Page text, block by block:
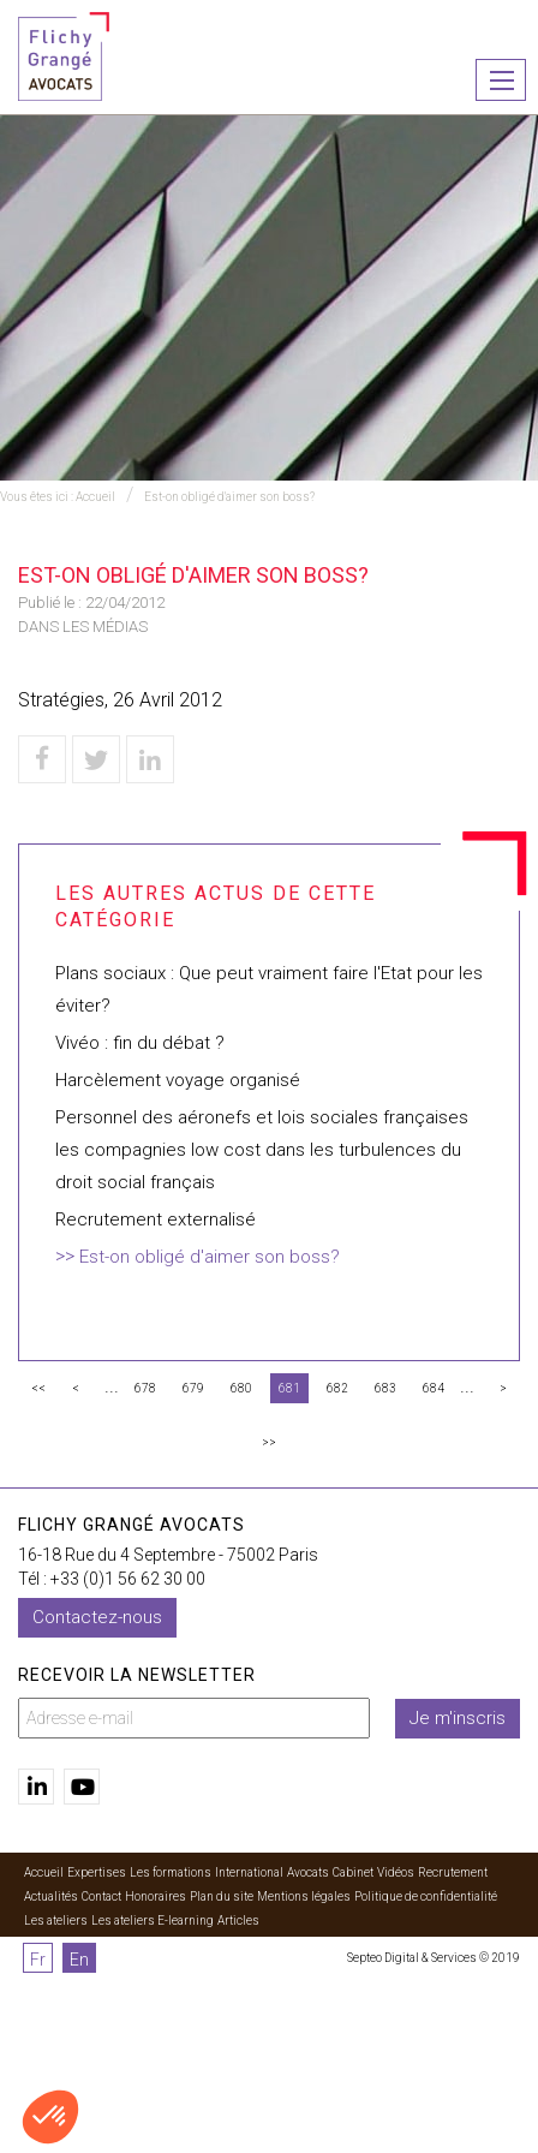
le
Vous êtes ici :Accueil Est-on obligé d'aimer son boss?
EST-ON OBLIGÉ D'AIMER SON BOSS?
Publié le : 22/04/2012
DANS LES MÉDIAS
Stratégies, 26 Avril 2012
Plans sociaux : Que peut vraiment faire l'Etat pour les
éviter?
Vivéo : fin du débat ?
Harcèlement voyage organisé
Personnel des aéronefs et lois sociales françaises
les compagnies low cost dans les turbulences du
droit social français
Recrutement externalisé
Est-on obligé d'aimer son boss?
<< < ... 678 679 680 681 682 683 684 ... >
>>
FLICHY GRANGÉ AVOCATS
16-18 Rue du 4 Septembre - 75002 Paris
Tél : +33 (0)1 56 62 30 00
Contactez-nous
RECEVOIR LA NEWSLETTER
Je m'inscris
Accueil Expertises Les formations International Avocats Cabinet Vidéos Recrutement
Actualités Contact Honoraires Plan du site Mentions légales Politique de confidentialité
Les ateliers
Les ateliers E-learning Articles
Fr En Septeo Digital & Services © 2019